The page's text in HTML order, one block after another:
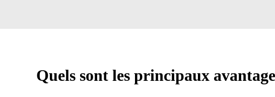
Quels sont les principaux